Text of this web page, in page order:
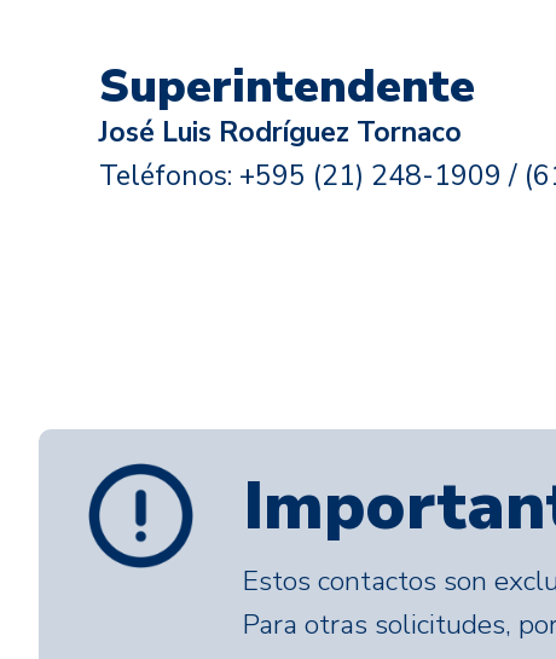
Superintendente
José Luis Rodríguez Tornaco
Teléfonos: +595 (21) 248-1909 /
Estos contactos son
Para otras solicitudes,